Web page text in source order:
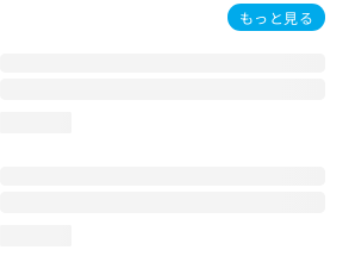
もっと見る